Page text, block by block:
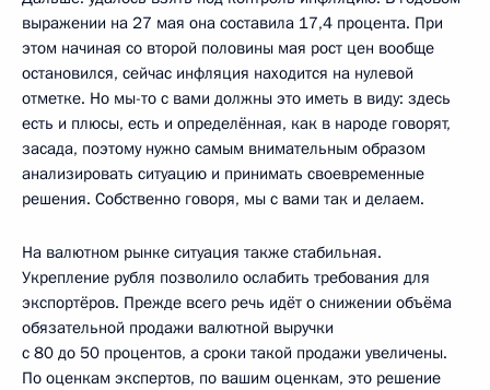
выражении на 27 мая она составила 17,4 процента. При
этом начиная со второй половины мая рост цен вообще
остановился, сейчас инфляция находится на нулевой
отметке. Но мы-то с вами должны это иметь в виду: здесь
есть и плюсы, есть и определённая, как в народе говорят,
засада, поэтому нужно самым внимательным образом
анализировать ситуацию и принимать своевременные
решения. Собственно говоря, мы с вами так и делаем.
На валютном рынке ситуация также стабильная.
Укрепление рубля позволило ослабить требования для
экспортёров. Прежде всего речь идёт о снижении объёма
обязательной продажи валютной выручки
с 80 до 50 процентов, а сроки такой продажи увеличены.
По оценкам экспертов, по вашим оценкам, это решение